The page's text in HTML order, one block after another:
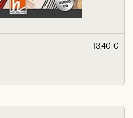
13,40 €